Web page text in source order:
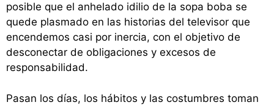
posible que el anhelado idilio de la sopa boba se
quede plasmado en las historias del televisor que
encendemos casi por inercia, con el objetivo de
desconectar de obligaciones y excesos de
responsabilidad.
Pasan los días, los hábitos y las costumbres toman